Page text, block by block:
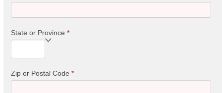
State or Province*
Zip or Postal Code*